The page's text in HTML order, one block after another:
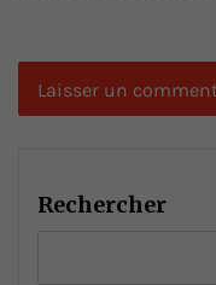
Rechercher